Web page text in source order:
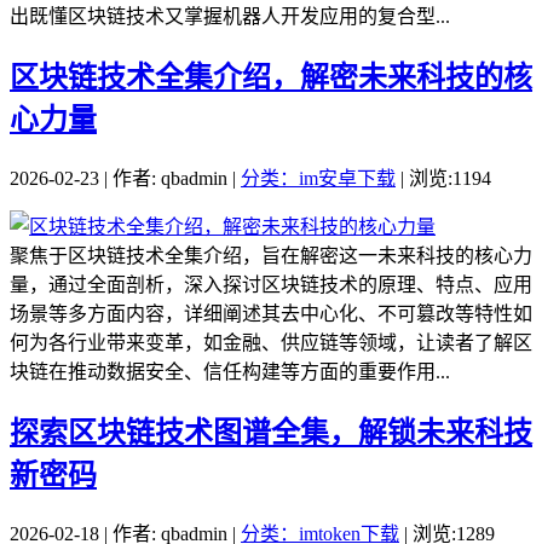
出既懂区块链技术又掌握机器人开发应用的复合型...
区块链技术全集介绍，解密未来科技的核
心力量
2026-02-23 | 作者: qbadmin | 分类：im安卓下载 | 浏览:1194
聚焦于区块链技术全集介绍，旨在解密这一未来科技的核心力
量，通过全面剖析，深入探讨区块链技术的原理、特点、应用
场景等多方面内容，详细阐述其去中心化、不可篡改等特性如
何为各行业带来变革，如金融、供应链等领域，让读者了解区
块链在推动数据安全、信任构建等方面的重要作用...
探索区块链技术图谱全集，解锁未来科技
新密码
2026-02-18 | 作者: qbadmin | 分类：imtoken下载 | 浏览:1289